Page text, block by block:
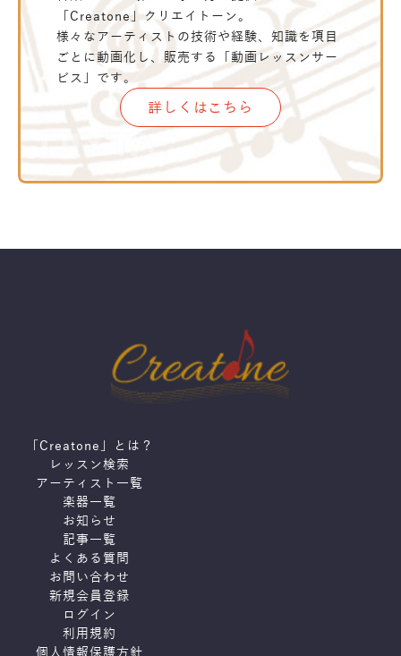
「Creatone」クリエイトーン。
様々なアーティストの技術や経験、知識を項目
ごとに動画化し、販売する「動画レッスンサー
ビス」です。
詳しくはこちら
「Creatone」とは？
レッスン検索
アーティスト一覧
楽器一覧
お知らせ
記事一覧
よくある質問
お問い合わせ
新規会員登録
ログイン
利用規約
個人情報保護方針